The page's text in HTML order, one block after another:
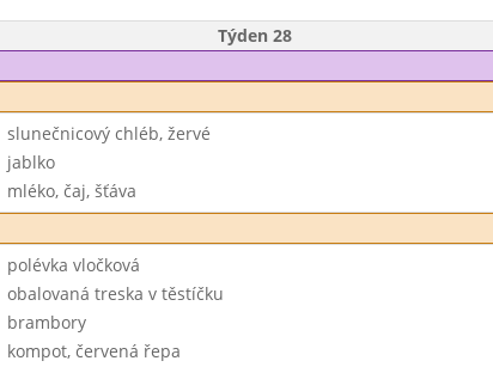
Týden 28
slunečnicový chléb, žervé
jablko
mléko, čaj, šťáva
polévka vločková
obalovaná treska v těstíčku
brambory
kompot, červená řepa